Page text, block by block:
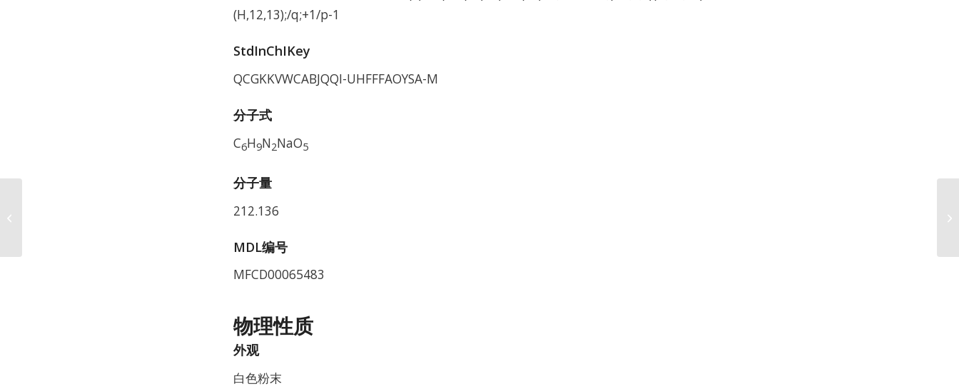
(H,12,13);/q;+1/p-1
StdInChIKey
QCGKKVWCABJQQI-UHFFFAOYSA-M
分子式
C6H9N2NaO5
分子量
212.136
MDL编号
MFCD00065483
物理性质
外观
白色粉末